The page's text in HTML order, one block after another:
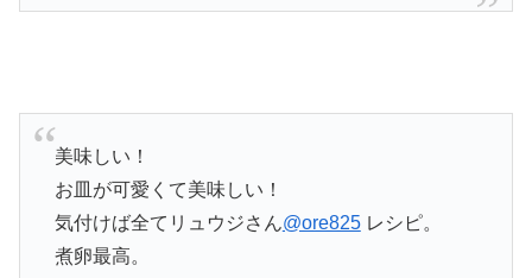
美味しい！
お皿が可愛くて美味しい！
気付けば全てリュウジさん@ore825レシピ。
煮卵最高。